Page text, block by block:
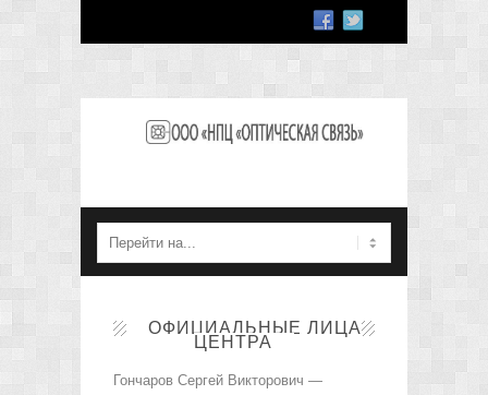
ОФИЦИАЛЬНЫЕ ЛИЦА
ЦЕНТРА
Гончаров Сергей Викторович —